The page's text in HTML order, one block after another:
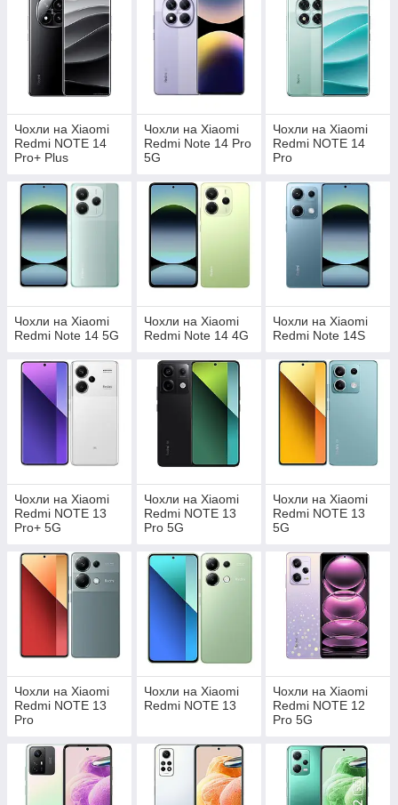
Чохли на Xiaomi
Redmi NOTE 14
Pro+ Plus
Чохли на Xiaomi
Redmi Note 14 Pro
5G
Чохли на Xiaomi
Redmi NOTE 14
Pro
Чохли на Xiaomi
Redmi Note 14 5G
Чохли на Xiaomi
Redmi Note 14 4G
Чохли на Xiaomi
Redmi Note 14S
Чохли на Xiaomi
Redmi NOTE 13
Pro+ 5G
Чохли на Xiaomi
Redmi NOTE 13
Pro 5G
Чохли на Xiaomi
Redmi NOTE 13
5G
Чохли на Xiaomi
Redmi NOTE 13
Pro
Чохли на Xiaomi
Redmi NOTE 13
Чохли на Xiaomi
Redmi NOTE 12
Pro 5G